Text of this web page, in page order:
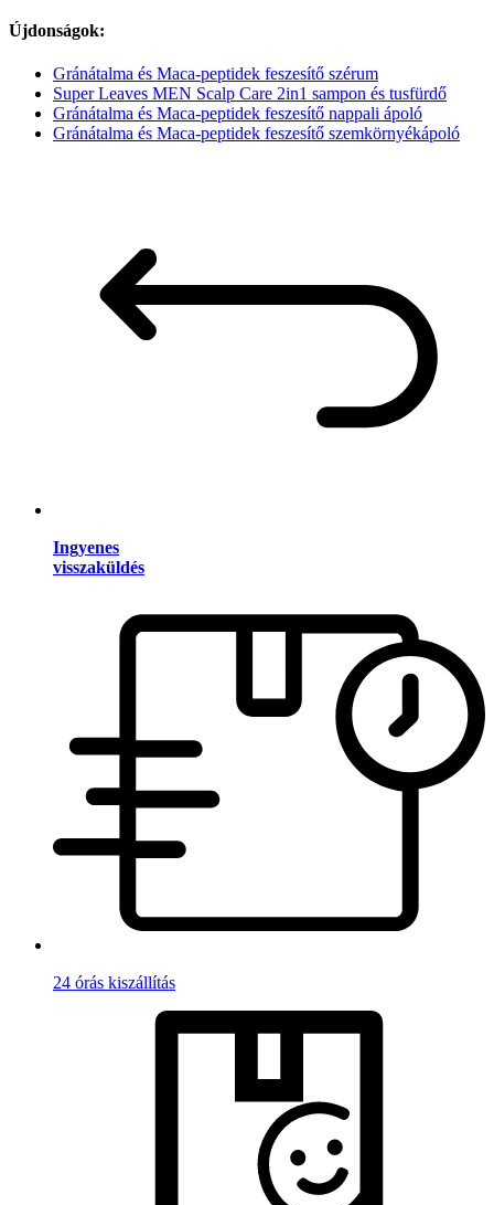
Újdonságok:
Gránátalma és Maca-peptidek feszesítő szérum
Super Leaves MEN Scalp Care 2in1 sampon és tusfürdő
Gránátalma és Maca-peptidek feszesítő nappali ápoló
Gránátalma és Maca-peptidek feszesítő szemkörnyékápoló
Ingyenes
visszaküldés
24 órás kiszállítás